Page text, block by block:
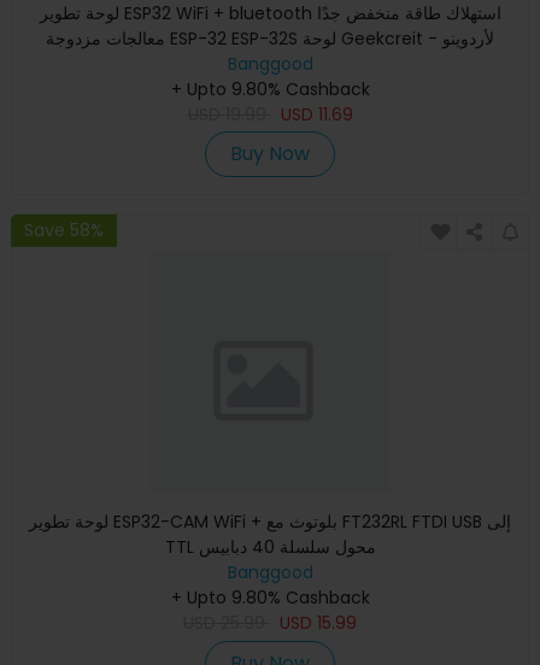
لوحة تطوير ESP32 WiFi + bluetooth استهلاك طاقة منخفض جدًا
معالجات مزدوجة ESP-32 ESP-32S لوحة Geekcreit لأردوينو -
منتجات
Banggood
+ Upto 9.80% Cashback
USD 11.69
Buy Now
Save 58%
لوحة تطوير ESP32-CAM WiFi + بلوتوث مع FT232RL FTDI USB إلى
TTL محول سلسلة 40 دبابيس
Banggood
+ Upto 9.80% Cashback
USD 15.99